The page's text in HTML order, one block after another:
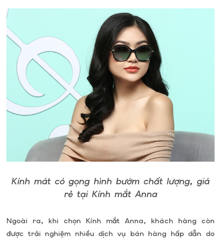
Kính mát có gọng hình bướm chất lượng, giá
rẻ tại Kính mắt Anna
Ngoài ra, khi chọn Kính mắt Anna, khách hàng còn
được trải nghiệm nhiều dịch vụ bán hàng hấp dẫn do